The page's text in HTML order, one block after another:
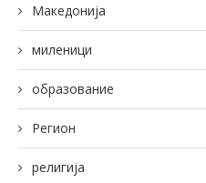
Македонија
миленици
образование
Регион
религија